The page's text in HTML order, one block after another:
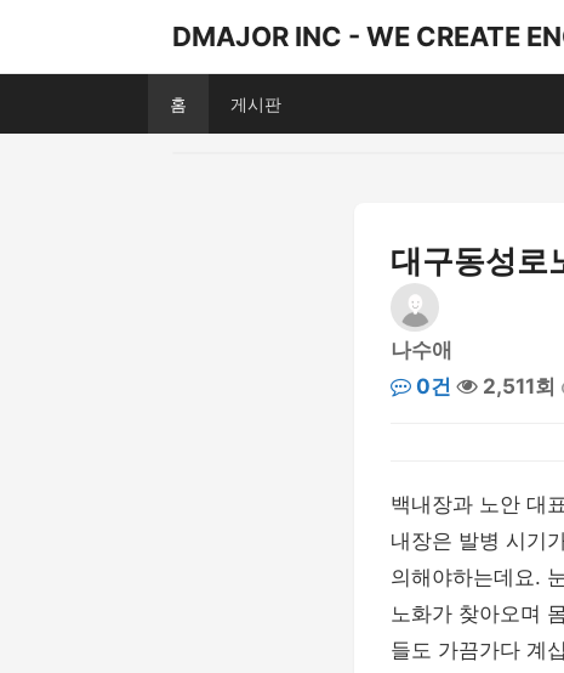
DMAJOR INC - WE CREATE
홈 게시판
대구동성로
나수애
0건
2,511회
백내장과 노안 대
내장은 발병 시기
의해야하는데요.
노화가 찾아오며
들도 가끔가다 계